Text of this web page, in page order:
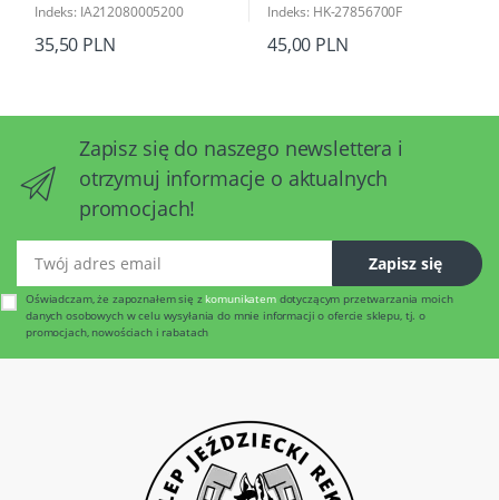
Indeks: IA212080005200
35,50 PLN
Indeks: HK-27856700F
45,00 PLN
Zapisz się do naszego newslettera i
otrzymuj informacje o aktualnych
promocjach!
Zapisz się
Oświadczam, że zapoznałem się z komunikatemdotyczącym przetwarzania moich
danych osobowych w celu wysyłania do mnie informacji o ofercie sklepu, tj. o
promocjach, nowościach i rabatach